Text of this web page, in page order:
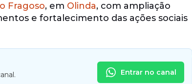
Fragoso, em Olinda, com ampliação
e fortalecimento das ações sociais
Entrar no canal